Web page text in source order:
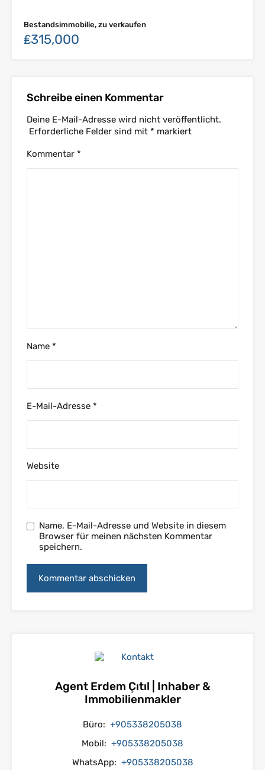
Bestandsimmobilie, zu verkaufen
₤315,000
Schreibe einen Kommentar
Deine E-Mail-Adresse wird nicht veröffentlicht.
Erforderliche Felder sind mit * markiert
Kommentar *
Name *
E-Mail-Adresse *
Website
Name, E-Mail-Adresse und Website in diesem
Browser für meinen nächsten Kommentar
speichern.
Agent Erdem Çıtıl | Inhaber &
Immobilienmakler
Büro: +905338205038
Mobil: +905338205038
WhatsApp: +905338205038